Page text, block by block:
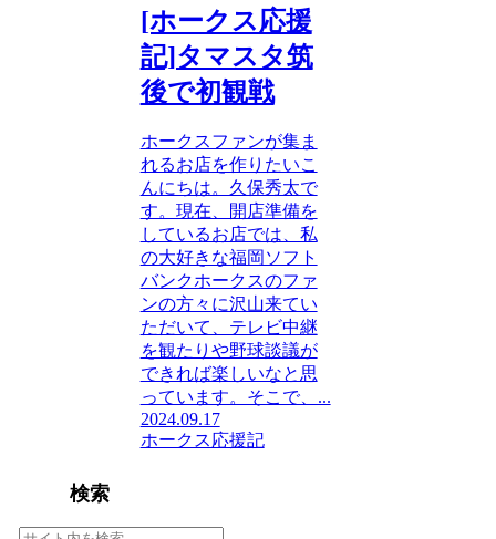
[ホークス応援
記]タマスタ筑
後で初観戦
ホークスファンが集ま
れるお店を作りたいこ
んにちは。久保秀太で
す。現在、開店準備を
しているお店では、私
の大好きな福岡ソフト
バンクホークスのファ
ンの方々に沢山来てい
ただいて、テレビ中継
を観たりや野球談議が
できれば楽しいなと思
っています。そこで、...
2024.09.17
ホークス応援記
検索